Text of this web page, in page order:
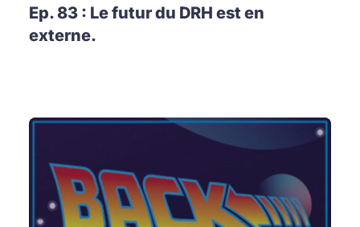
Ep. 83 : Le futur du DRH est en
externe.